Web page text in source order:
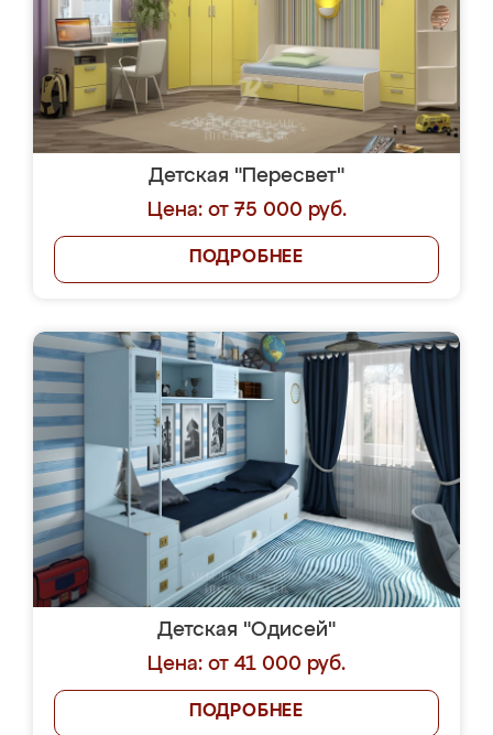
Детская "Пересвет"
Цена: от 75 000 руб.
ПОДРОБНЕЕ
Детская "Одисей"
Цена: от 41 000 руб.
ПОДРОБНЕЕ